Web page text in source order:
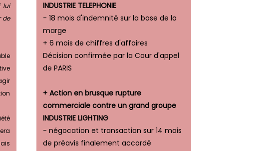
lui
de
INDUSTRIE TELEPHONIE
- 18 mois d'indemnité sur la base de la
marge
+ 6 mois de chiffres d'affaires
Décision confirmée par la Cour d'appel
de PARIS
+ Action en brusque rupture
commerciale contre un grand groupe
INDUSTRIE LIGHTING
- négocation et transaction sur 14 mois
de préavis finalement accordé